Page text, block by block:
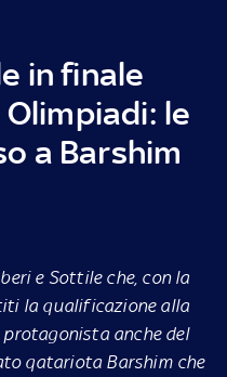
in finale
le
a Barshim
e Sottile che, con la
la qualificazione alla
anche del
qatariota Barshim che